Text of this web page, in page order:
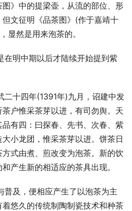
》中的提梁壶，从流的部位、形
文征明《品茶图》(作于嘉靖十
显然是用来泡茶的。
明中期以后才陆续开始提到紫
十四年(1391年)九月，诏建中发
户惟采茶芽以进，有司勿舆。天
有四：曰探春、先书、次春、紫
小龙团，惟采茶芽以进。饼茶日
式由煮、煎改变为泡茶。新的饮
产生新的相适应的茶具出现。
及，便相应产生了以泡茶为主
悠久的传统制陶制瓷技术和种茶